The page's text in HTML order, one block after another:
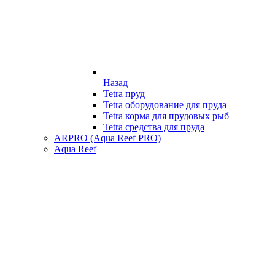
Назад
Tetra пруд
Tetra оборудование для пруда
Tetra корма для прудовых рыб
Tetra средства для пруда
ARPRO (Aqua Reef PRO)
Aqua Reef